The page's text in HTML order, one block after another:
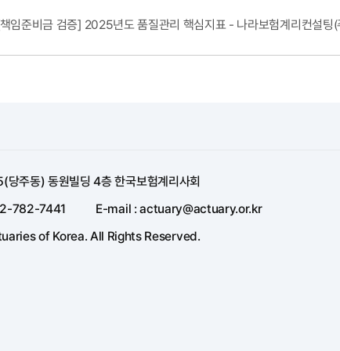
임준비금 검증] 2025년도 품질관리 핵심지표 - 나라보험계리컨설팅(
주동) 동원빌딩 4층 한국보험계리사회
782-7441
E-mail : actuary@actuary.or.kr
of Korea. All Rights Reserved.